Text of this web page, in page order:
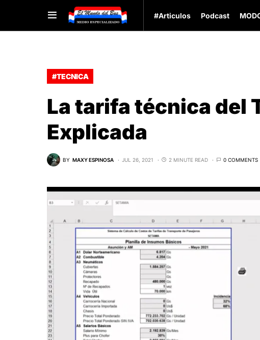
#Articulos Podcast
#TECNICA
La tarifa técnica del
Explicada
BY MAXY ESPINOSA JUL 26, 2021 2 MINUTE READ 0 COMMENTS